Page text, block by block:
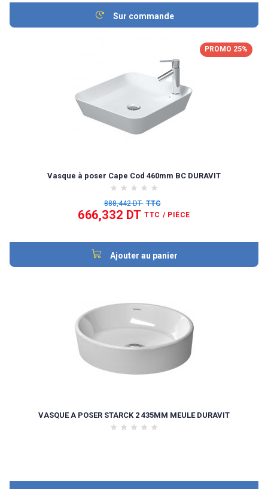
Sur commande
PROMO 25%
Vasque à poser Cape Cod 460mm BC DURAVIT
888,442 DT TTC
666,332 DT TTC / PIÉCE
Ajouter au panier
VASQUE A POSER STARCK 2 435MM MEULE DURAVIT